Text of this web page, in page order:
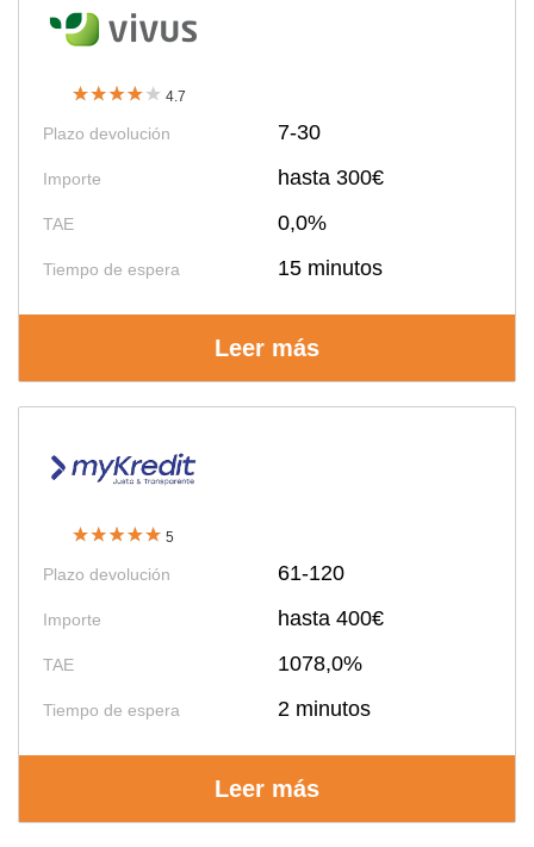
4.7
Plazo devolución 7-30
Importe hasta 300€
TAE 0,0%
Tiempo de espera 15 minutos
Leer más
5
Plazo devolución 61-120
Importe hasta 400€
TAE 1078,0%
Tiempo de espera 2 minutos
Leer más